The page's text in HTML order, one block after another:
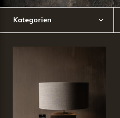
Kategorien